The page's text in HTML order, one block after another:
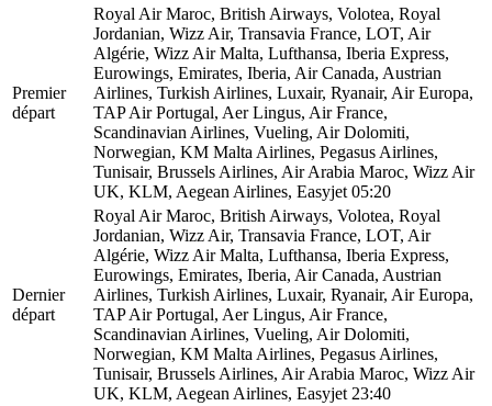
Premier
départ
Royal Air Maroc, British Airways, Volotea, Royal
Jordanian, Wizz Air, Transavia France, LOT, Air
Algérie, Wizz Air Malta, Lufthansa, Iberia Express,
Eurowings, Emirates, Iberia, Air Canada, Austrian
Airlines, Turkish Airlines, Luxair, Ryanair, Air Europa,
TAP Air Portugal, Aer Lingus, Air France,
Scandinavian Airlines, Vueling, Air Dolomiti,
Norwegian, KM Malta Airlines, Pegasus Airlines,
Tunisair, Brussels Airlines, Air Arabia Maroc, Wizz Air
UK, KLM, Aegean Airlines, Easyjet 05:20
Dernier
départ
Royal Air Maroc, British Airways, Volotea, Royal
Jordanian, Wizz Air, Transavia France, LOT, Air
Algérie, Wizz Air Malta, Lufthansa, Iberia Express,
Eurowings, Emirates, Iberia, Air Canada, Austrian
Airlines, Turkish Airlines, Luxair, Ryanair, Air Europa,
TAP Air Portugal, Aer Lingus, Air France,
Scandinavian Airlines, Vueling, Air Dolomiti,
Norwegian, KM Malta Airlines, Pegasus Airlines,
Tunisair, Brussels Airlines, Air Arabia Maroc, Wizz Air
UK, KLM, Aegean Airlines, Easyjet 23:40